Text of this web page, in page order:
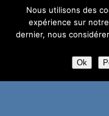
Nous utilisons des
expérience sur
dernier, nous
Ok